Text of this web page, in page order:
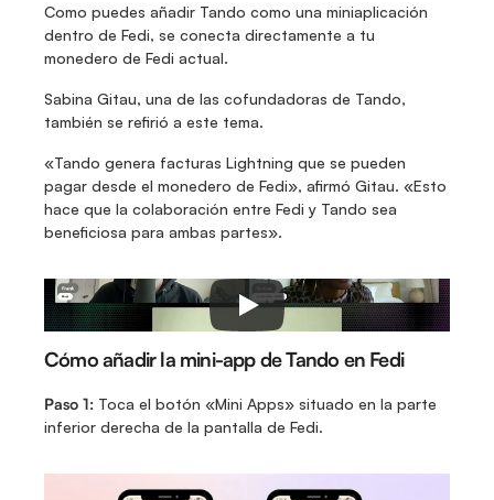
Como puedes añadir Tando como una miniaplicación
dentro de Fedi, se conecta directamente a tu
monedero de Fedi actual.
Sabina Gitau, una de las cofundadoras de Tando,
también se refirió a este tema.
«Tando genera facturas Lightning que se pueden
pagar desde el monedero de Fedi», afirmó Gitau. «Esto
hace que la colaboración entre Fedi y Tando sea
beneficiosa para ambas partes».
Cómo añadir la mini-app de Tando en Fedi
Paso 1: Toca el botón «Mini Apps» situado en la parte
inferior derecha de la pantalla de Fedi.